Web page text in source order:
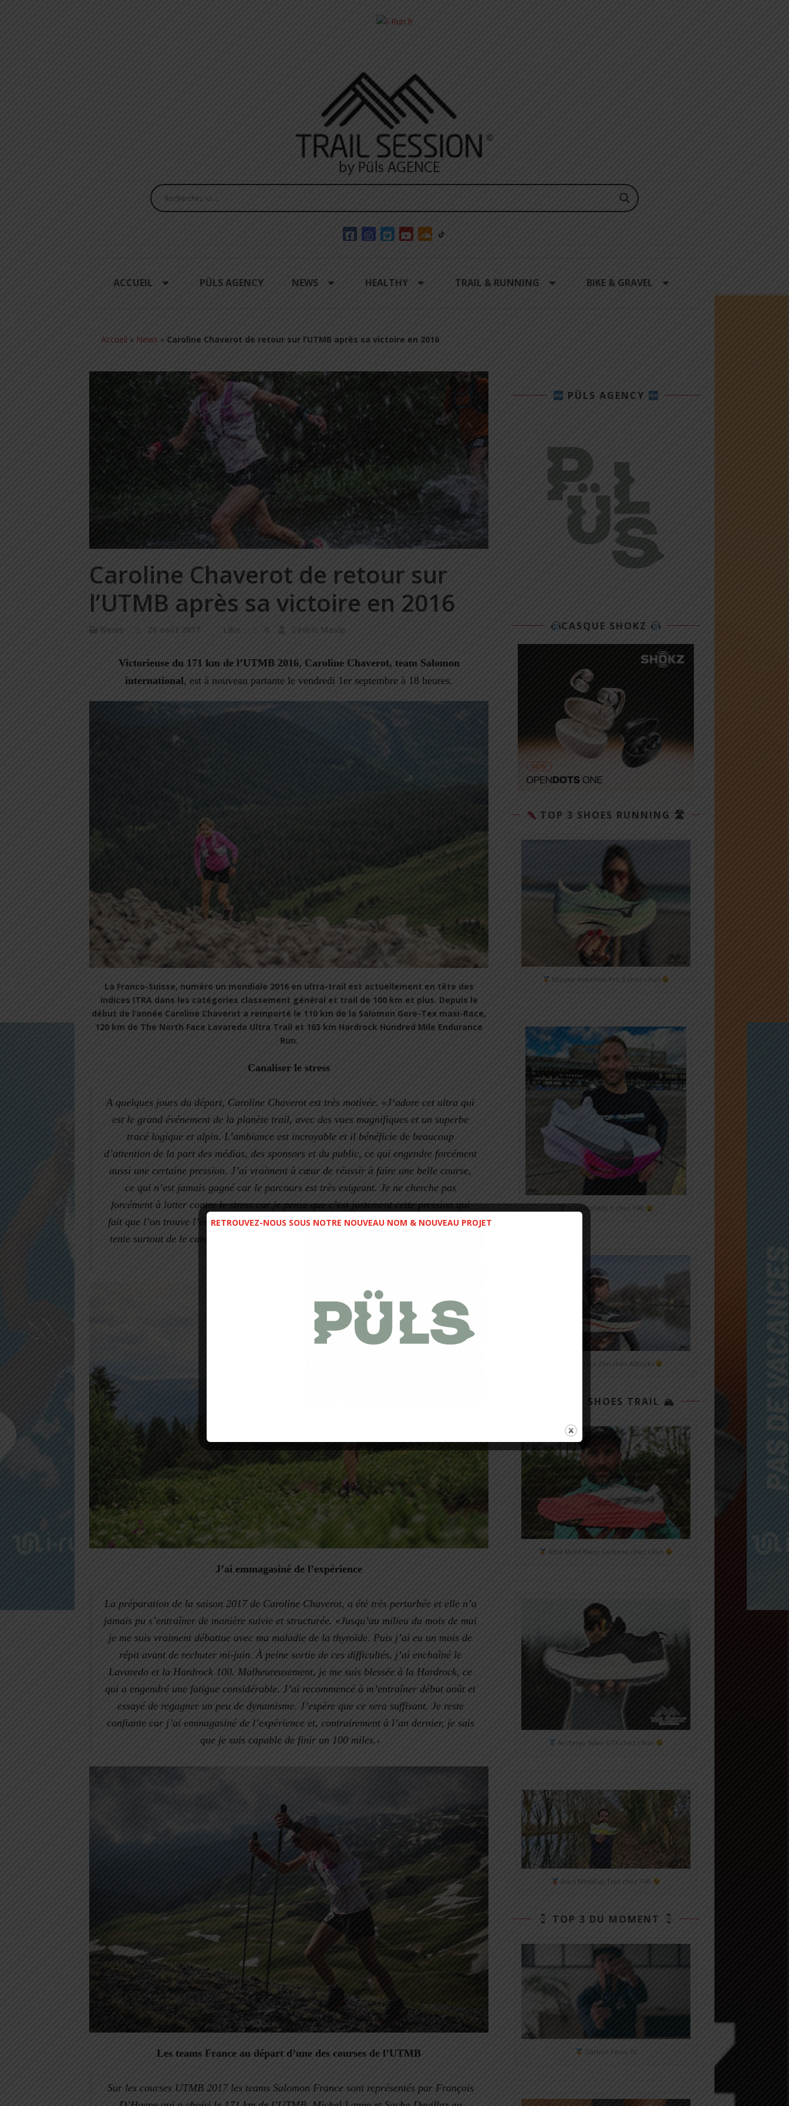
ACCUEIL PÜLS AGENCY NEWS HEALTHY TRAIL & RUNNING BIKE & GRAVEL
Accueil » News » Caroline Chaverot de retour sur l’UTMB après sa victoire en 2016
Caroline Chaverot de retour sur
l’UTMB après sa victoire en 2016
News 26 août 2017 Like 0 Cédric Masip
Victorieuse du 171 km de l’UTMB 2016, Caroline Chaverot, team Salomon
international, est à nouveau partante le vendredi 1er septembre à 18 heures.
La Franco-Suisse, numéro un mondiale 2016 en ultra-trail est actuellement en tête des
indices ITRA dans les catégories classement général et trail de 100 km et plus. Depuis le
début de l’année Caroline Chaverot a remporté le 110 km de la Salomon Gore-Tex maxi-Race,
120 km de The North Face Lavaredo Ultra Trail et 163 km Hardrock Hundred Mile Endurance
Run.
Canaliser le stress
A quelques jours du départ, Caroline Chaverot est très motivée. «J‘adore cet ultra qui
est le grand événement de la planète trail, avec des vues magnifiques et un superbe
tracé logique et alpin. L’ambiance est incroyable et il bénéficie de beaucoup
d’attention de la part des médias, des sponsors et du public, ce qui engendre forcément
aussi une certaine pression. J’ai vraiment à cœur de réussir à faire une belle course,
ce qui n’est jamais gagné car le parcours est très exigeant. Je ne cherche pas
forcément à lutter contre le stress car je pense que c’est justement cette pression qui
fait que l’on trouve l’énergie de tout donner sur un parcours aussi long et difficile. Je
tente surtout de le canaliser, afin qu’il débouche sur une forte motivation et envie de
J’ai emmagasiné de l’expérience
La préparation de la saison 2017 de Caroline Chaverot, a été très perturbée et elle n’a
jamais pu s’entraîner de manière suivie et structurée. «Jusqu’au milieu du mois de mai
je me suis vraiment débattue avec ma maladie de la thyroïde. Puis j’ai eu un mois de
répit avant de rechuter mi-juin. À peine sortie de ces difficultés, j’ai enchaîné le
Lavaredo et la Hardrock 100. Malheureusement, je me suis blessée à la Hardrock, ce
qui a engendré une fatigue considérable. J’ai recommencé à m’entraîner début août et
essayé de regagner un peu de dynamisme. J’espère que ce sera suffisant. Je reste
confiante car j’ai emmagasiné de l’expérience et, contrairement à l’an dernier, je sais
que je suis capable de finir un 100 miles. »
Les teams France au départ d’une des courses de l’UTMB
Sur les courses UTMB 2017 les teams Salomon France sont représentés par François
PÜLS AGENCY
CASQUE SHOKZ
TOP 3 SHOES RUNNING 🛣
Mizuno Rebellion Pro 3 chez i-Run
Nike Alphafly 3 chez T4R
Mizuno Neo Zen chez Alltricks
TOP 3 SHOES TRAIL 🏔
Altra Mont Blanc Carbone chez i-Run
Arc'teryx Sylan GTX chez i-Run
Asics MetaFuji Trail chez T4R
TOP 3 DU MOMENT
Garmin Fénix 7X
RETROUVEZ-NOUS SOUS NOTRE NOUVEAU NOM & NOUVEAU PROJET